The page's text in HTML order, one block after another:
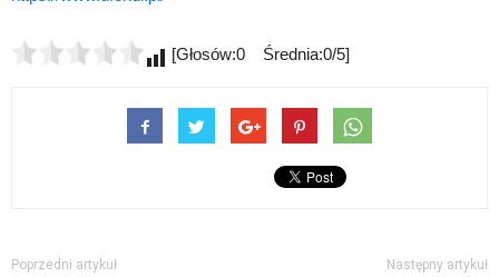
[Głosów:0 Średnia:0/5]
Poprzedni artykuł Następny artykuł